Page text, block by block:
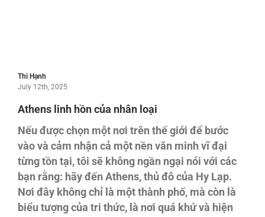
Thi Hạnh
July 12th, 2025
Athens linh hồn của nhân loại
Nếu được chọn một nơi trên thế giới để bước
vào và cảm nhận cả một nền văn minh vĩ đại
từng tồn tại, tôi sẽ không ngần ngại nói với các
bạn rằng: hãy đến Athens, thủ đô của Hy Lạp.
Nơi đây không chỉ là một thành phố, mà còn là
biểu tượng của tri thức, là nơi quá khứ và hiện